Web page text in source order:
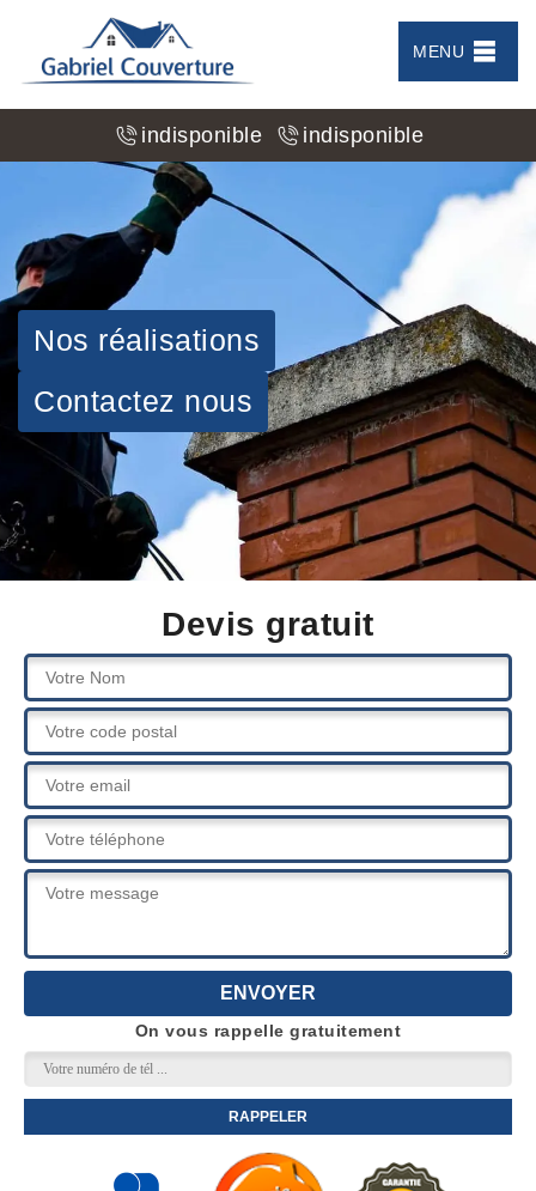
MENU
indisponible indisponible
Nos réalisations
Contactez nous
Devis gratuit
On vous rappelle gratuitement